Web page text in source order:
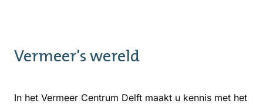
Vermeer's wereld
In het Vermeer Centrum Delft maakt u kennis met het